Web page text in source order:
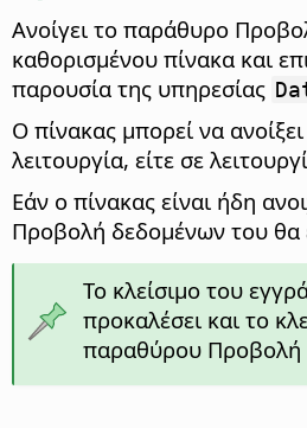
Ανοίγει το παράθυρο
καθορισμένου πίνακα και
παρουσία της υπηρεσίας
Ο πίνακας μπορεί να
λειτουργία, είτε σε
Εάν ο πίνακας είναι ήδη
Προβολή δεδομένων του θα
Το κλείσιμο του
προκαλέσει και το
παραθύρου Προβολή